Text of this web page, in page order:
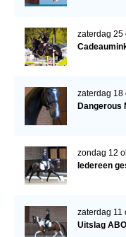
zaterdag 25
zaterdag 18
Dangerous
zondag 12
Iedereen
zaterdag 11
Uitslag